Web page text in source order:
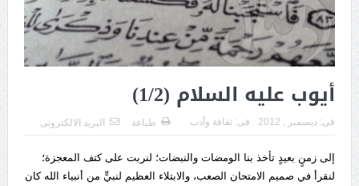
أيوب عليه السلام (1/2)
فى: ديسمبر , 2012 فى: ثقافة وأدب طباعة البريد الالكترونى
إلى زمنٍ بعيدٍ تأخذ بنا الومضات والنبضات؛ لنربت على كتف المعجزة؛
لنقرأ في صميم الامتحان الصعب، والابتلاء العظيم لنبيٍّ من أنبياء الله كان